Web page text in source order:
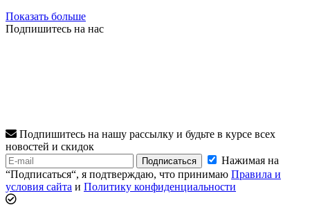
Показать больше
Подпишитесь на нас
Подпишитесь на нашу рассылку и будьте в курсе всех
новостей и скидок
Подписаться
Нажимая на
“Подписаться“, я подтверждаю, что принимаю Правила и
условия сайта и Политику конфиденциальности